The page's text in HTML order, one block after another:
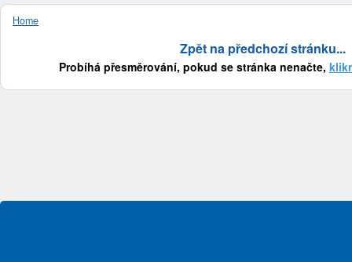
Home
Zpět na předchozí stránku...
Probíhá přesměrování, pokud se stránka nenačte,